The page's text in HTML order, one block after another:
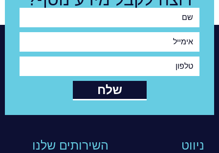
שם
אימייל
טלפון
שלח
ניווט השירותים שלנו